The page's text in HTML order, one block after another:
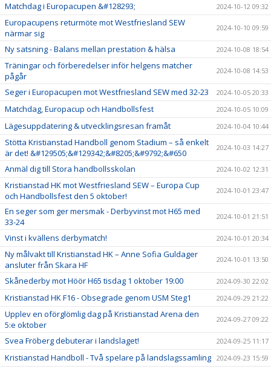
Matchdag i Europacupen &#128293; 2024-10-12 09:32
Europacupens returmöte mot Westfriesland SEW
närmar sig
2024-10-10 09:59
Ny satsning - Balans mellan prestation & hälsa 2024-10-08 18:54
Träningar och förberedelser inför helgens matcher
pågår
2024-10-08 14:53
Seger i Europacupen mot Westfriesland SEW med 32-23 2024-10-05 20:33
Matchdag, Europacup och Handbollsfest 2024-10-05 10:09
Lägesuppdatering & utvecklingsresan framåt 2024-10-04 10:44
Stötta Kristianstad Handboll genom Stadium – så enkelt
är det! &#129505;&#129342;&#8205;&#9792;&#650
2024-10-03 14:27
Anmäl dig till Stora handbollsskolan 2024-10-02 12:31
Kristianstad HK mot Westfriesland SEW – Europa Cup
och Handbollsfest den 5 oktober!
2024-10-01 23:47
En seger som ger mersmak - Derbyvinst mot H65 med
33-24
2024-10-01 21:51
Vinst i kvällens derbymatch! 2024-10-01 20:34
Ny målvakt till Kristianstad HK – Anne Sofia Guldager
ansluter från Skara HF
2024-10-01 13:50
Skånederby mot Höör H65 tisdag 1 oktober 19:00 2024-09-30 22:02
Kristianstad HK F16 - Obsegrade genom USM Steg1 2024-09-29 21:22
Upplev en oförglömlig dag på Kristianstad Arena den
5:e oktober
2024-09-27 09:22
Svea Fröberg debuterar i landslaget! 2024-09-25 11:17
Kristianstad Handboll - Två spelare på landslagssamling 2024-09-23 15:59